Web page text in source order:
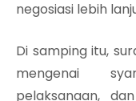
negosiasi lebih
Di samping itu,
mengenai
pelaksanaan,